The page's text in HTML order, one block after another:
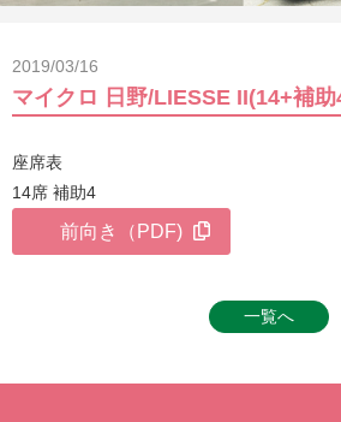
2019/03/16
マイクロ 日野/LIESSE II(14+補助
座席表
14席 補助4
前向き（PDF)
一覧へ